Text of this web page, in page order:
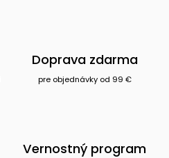
Doprava zdarma
pre objednávky od 99 €
Vernostný program